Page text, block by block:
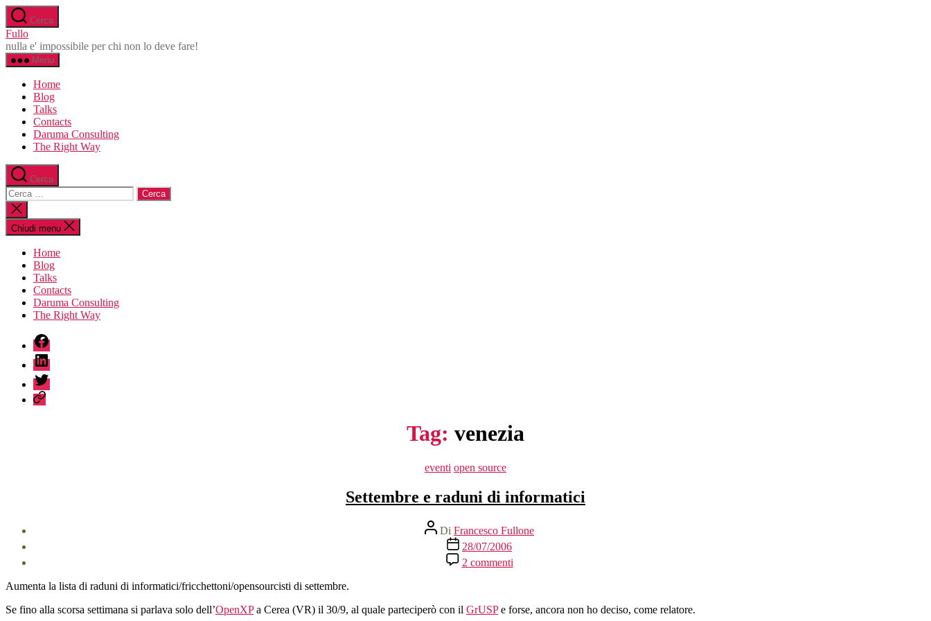
Salta
al
contenuto
Cerca
Fullo
nulla e' impossibile per chi non lo deve fare!
Menu
Home
Blog
Talks
Contacts
Daruma Consulting
The Right Way
Cerca
Cerca:
Chiudi
la
ricerca
Chiudi menu
Home
Blog
Talks
Contacts
Daruma Consulting
The Right Way
fb
linkedin
twitter
sessionize
Tag: venezia
Categorie
eventi open source
Settembre e raduni di informatici
Autore
articolo
Di Francesco Fullone
Data
dell'articolo
28/07/2006
2 commentisu
Settembre
di
Aumenta la lista di raduni di informatici/fricchettoni/opensourcisti di settembre.
Se fino alla scorsa settimana si parlava solo dell’OpenXPa Cerea (VR) il 30/9, al quale parteciperò con il GrUSPe forse, ancora non ho deciso, come relatore.